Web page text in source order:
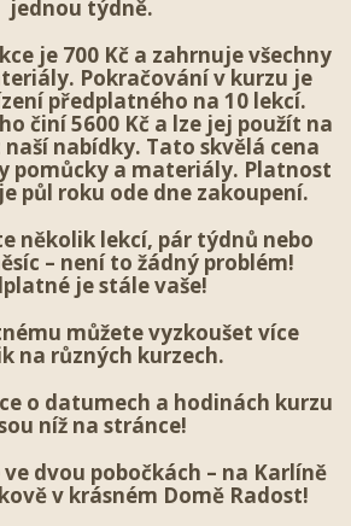
jednou týdně.
je 700 Kč a zahrnuje všechny
Pokračování v kurzu je
předplatného na 10 lekcí.
činí 5600 Kč a lze jej použít na
nabídky. Tato skvělá cena
pomůcky a materiály. Platnost
půl roku ode dne zakoupení.
několik lekcí, pár týdnů nebo
– není to žádný problém!
je stále vaše!
můžete vyzkoušet více
na různých kurzech.
o datumech a hodinách kurzu
níž na stránce!
dvou pobočkách – na Karlíně
v krásném Domě Radost!